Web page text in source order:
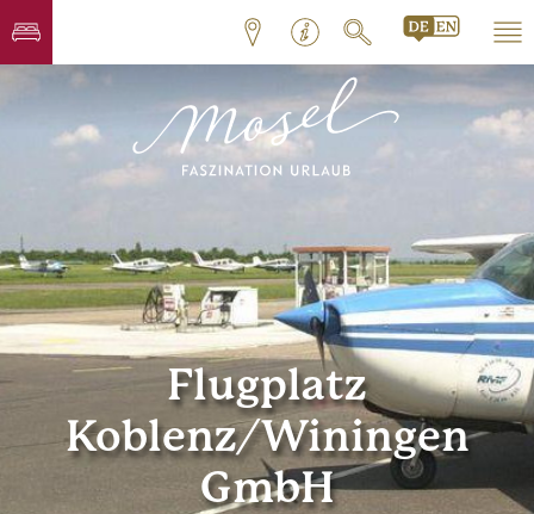
Flugplatz
Koblenz/Winingen
GmbH